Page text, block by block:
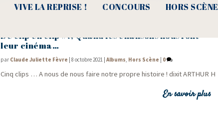
VIVE LA REPRISE ! CONCOURS HORS SCÈNE
De clip en clip #7, Quand les chansons nous font
leur cinéma…
par Claude Juliette Fèvre |8 octobre 2021 |Albums Hors Scène | 0
Cinq clips … A nous de nous faire notre propre his­toire ! dixit ARTHUR H
En savoir plus